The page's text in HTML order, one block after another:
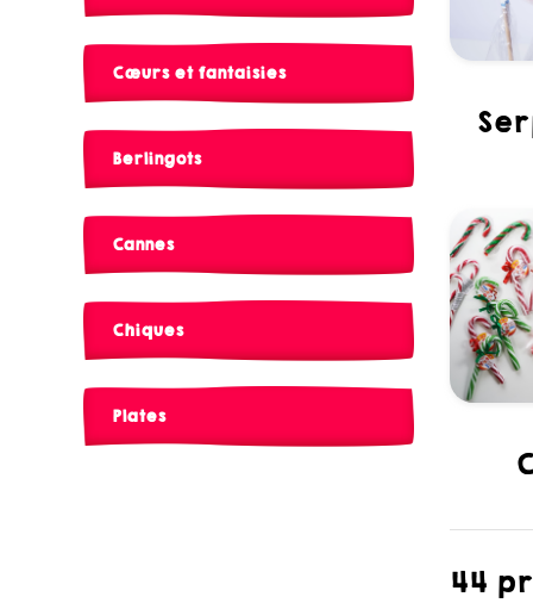
Cœurs et fantaisies
Berlingots
Cannes
Chiques
Plates
44